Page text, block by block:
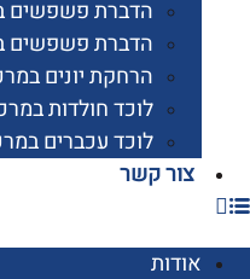
הדברת פשפשים ברמת גן
הדברת פשפשים בתל אביב
הרחקת יונים במרכז
לוכד חולדות במרכז
לוכד עכברים במרכז
קשר